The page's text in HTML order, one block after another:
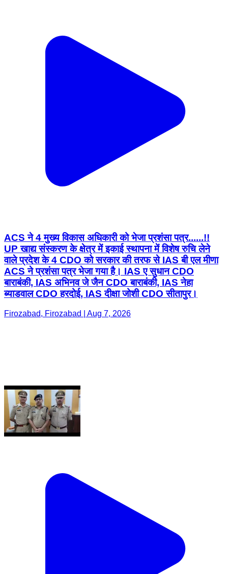
ACS ने 4 मुख्य विकास अधिकारी को भेजा प्रशंसा पत्र......!!
UP खाद्य संस्करण के क्षेत्र में इकाई स्थापना में विशेष रुचि लेने
वाले प्रदेश के 4 CDO को सरकार की तरफ से IAS बी एल मीणा
ACS ने प्रशंसा पत्र भेजा गया है। IAS ए सुधान CDO
बाराबंकी, IAS अभिनव जे जैन CDO बाराबंकी, IAS नेहा
ब्याडवाल CDO हरदोई, IAS दीक्षा जोशी CDO सीतापुर।
Firozabad, Firozabad | Aug 7, 2026